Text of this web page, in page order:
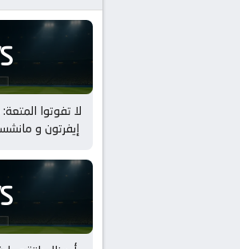
لا تفوتوا
إيفرتون و